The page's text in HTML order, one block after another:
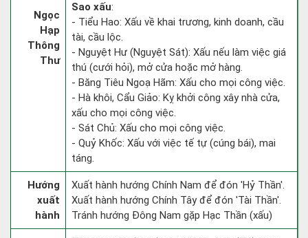
Ngọc
Hạp
Thông
Thư
Sao xấu:
- Tiểu Hao: Xấu về khai trương, kinh doanh, cầu
tài, cầu lộc.
- Nguyệt Hư (Nguyệt Sát): Xấu nếu làm việc giá
thú (cưới hỏi), mở cửa hoặc mở hàng.
- Băng Tiêu Ngoạ Hãm: Xấu cho mọi công việc.
- Hà khôi, Cẩu Giảo: Kỵ khởi công xây nhà cửa,
xấu cho mọi công việc.
- Sát Chủ: Xấu cho mọi công việc.
- Quỷ Khốc: Xấu với việc tế tự (cúng bái), mai
táng.
Hướng
xuất
hành
Xuất hành hướng Chính Nam để đón 'Hỷ Thần'.
Xuất hành hướng Chính Tây để đón 'Tài Thần'.
Tránh hướng Đông Nam gặp Hạc Thần (xấu)